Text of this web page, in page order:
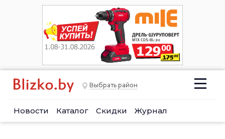
Выбрать район
Новости Каталог Скидки Журнал